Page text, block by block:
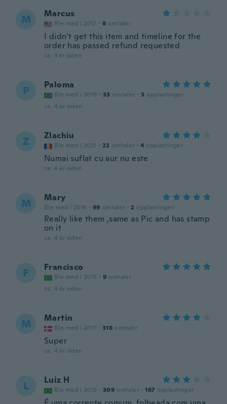
M Marcus
Ble med i 2017 · 8 omtaler
I didn't get this item and timeline for the
order has passed refund requested
ca. 3 år siden
P Paloma
Ble med i 2019 · 33 omtaler · 3 opplastinger
ca. 4 år siden
Z Zlachiu
Ble med i 2021 · 22 omtaler · 4 opplastinger
Numai suflat cu aur nu este
ca. 4 år siden
M Mary
Ble med i 2016 · 99 omtaler · 2 opplastinger
Really like them ,same as Pic and has stamp
on it
ca. 4 år siden
F Francisco
Ble med i 2015 · 9 omtaler
ca. 4 år siden
M Martin
Ble med i 2017 · 316 omtaler
Super
ca. 4 år siden
L Luiz H
Ble med i 2019 · 309 omtaler · 167 opplastinger